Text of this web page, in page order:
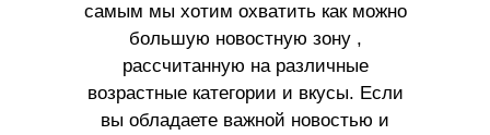
самым мы хотим охватить как можно
большую новостную зону ,
рассчитанную на различные
возрастные категории и вкусы. Если
вы обладаете важной новостью и